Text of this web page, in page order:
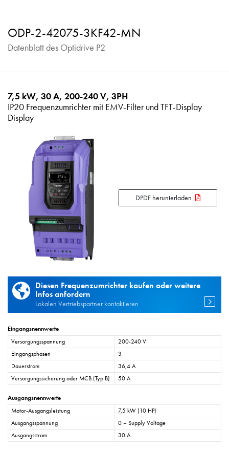
ODP-2-42075-3KF42-MN
Datenblatt des Optidrive P2
7,5 kW, 30 A, 200-240 V, 3PH
IP20 Frequenzumrichter mit EMV-Filter und TFT-Display
Display
DPDF herunterladen
Diesen Frequenzumrichter kaufen oder weitere
Infos anfordern
Lokalen Vertriebspartner kontaktieren
Eingangsnennwerte
Versorgungsspannung
200-240 V
Eingangsphasen
3
Dauerstrom
36,4 A
Versorgungssicherung oder MCB (Typ B)
50 A
Ausgangsnennwerte
Motor-Ausgangsleistung
7,5 kW (10 HP)
Ausgangsspannung
0 – Supply Voltage
Ausgangsstrom
30 A